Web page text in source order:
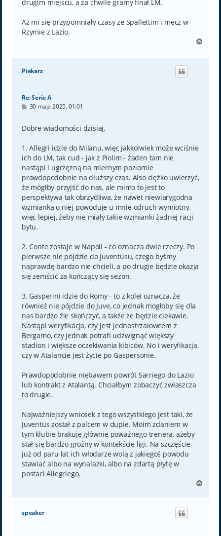
drugim miejscu, a za chwile gramy finał LM.
Aż mi się przypomniały czasy ze Spallettim i mecz w
Rzymie z Lazio.
g
Piekarz
Re: Serie A
P
t
30 maja 2025, 01:01
Dobre wiadomości dzisiaj.
1. Allegri idzie do Milanu, więc jakkolwiek może wciśnie
ich do LM, tak cud - jak z Piolim - żaden tam nie
nastąpi i ugrzęzną na miernym poziomie
prawdopodobnie na dłuższy czas. Also ciężko uwierzyć,
że mógłby przyjść do nas, ale mimo to jest to
perspektywa tak obrzydliwa, że nawet niewiarygodna
wzmianka o niej powoduje u mnie odruch wymiotny,
więc lepiej, żeby nie miały takie wzmianki żadnej racji
bytu.
2. Conte zostaje w Napoli - co oznacza dwie rzeczy. Po
pierwsze nie pójdzie do Juventusu, czego byśmy
naprawdę bardzo nie chcieli, a po drugie będzie okazja
się zemścić za kończący się sezon.
3. Gasperini idzie do Romy - to z kolei oznacza, że
również nie pójdzie do Juve, co jednak mogłoby się dla
nas bardzo źle skończyć, a także że będzie ciekawie.
Nastąpi weryfikacja, czy jest jednostrzałowcem z
Bergamo, czy jednak potrafi udźwignąć większy
stadion i większe oczekiwania kibiców. No i weryfikacja,
czy w Atalancie jest życie po Gaspersonie.
Prawdopodobnie niebawem powrót Sarriego do Lazio
lub kontrakt z Atalantą. Chciałbym zobaczyć zwłaszcza
to drugie.
Najważniejszy wniosek z tego wszystkiego jest taki, że
Juventus został z palcem w dupie. Moim zdaniem w
tym klubie brakuje głównie poważnego trenera, ażeby
stał się bardzo groźny w kontekście ligi. Na szczęście
już od paru lat ich włodarze wolą z jakiegoś powodu
stawiać albo na wynalazki, albo na zdartą płytę w
postaci Allegriego.
g
speaker